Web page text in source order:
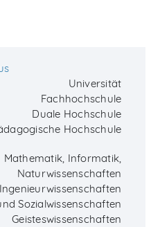
Universität
Fachhochschule
Duale Hochschule
Hochschule
Mathematik, Informatik,
Naturwissenschaften
Ingenieurwissenschaften
Sozialwissenschaften
Geisteswissenschaften